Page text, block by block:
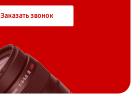
Заказать звонок